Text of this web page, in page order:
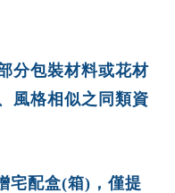
分包裝材料或花材
風格相似之同類資
宅配盒(箱)，僅提